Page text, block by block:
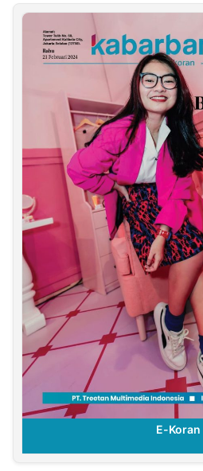
E-Koran